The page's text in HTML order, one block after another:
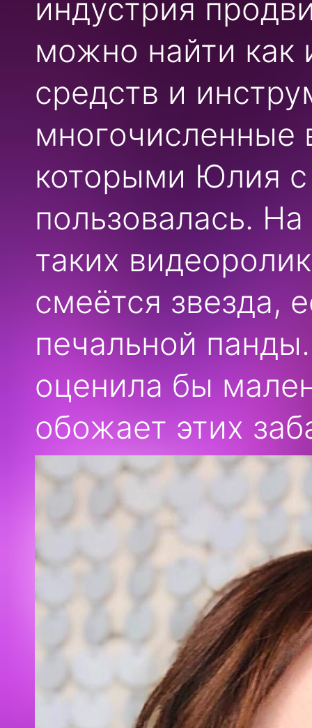
индустрия
можно найти как
средств и
многочисленные
которыми Юлия
пользовалась.
таких
смеётся звезда,
печальной
оценила бы
обожает этих